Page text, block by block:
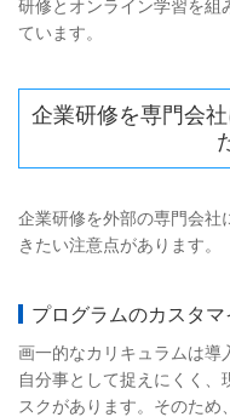
研修とオンライン学習を組
ています。
企業研修を専門会
企業研修を外部の専門会社
きたい注意点があります。
プログラムのカスタ
画一的なカリキュラムは導
自分事として捉えにくく、
スクがあります。そのた